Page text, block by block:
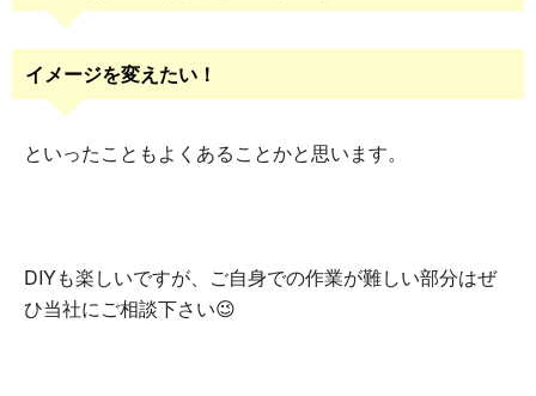
イメージを変えたい！
といったこともよくあることかと思います。
DIYも楽しいですが、ご自身での作業が難しい部分はぜ
ひ当社にご相談下さい😉